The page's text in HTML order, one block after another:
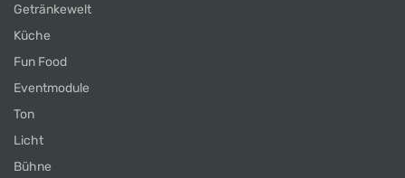
Getränkewelt
Küche
Fun Food
Eventmodule
Ton
Licht
Bühne